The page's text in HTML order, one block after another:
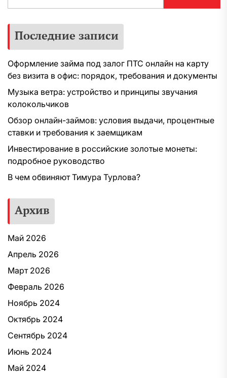
Последние записи
Оформление займа под залог ПТС онлайн на карту
без визита в офис: порядок, требования и документы
Музыка ветра: устройство и принципы звучания
колокольчиков
Обзор онлайн-займов: условия выдачи, процентные
ставки и требования к заемщикам
Инвестирование в российские золотые монеты:
подробное руководство
В чем обвиняют Тимура Турлова?
Архив
Май 2026
Апрель 2026
Март 2026
Февраль 2026
Ноябрь 2024
Октябрь 2024
Сентябрь 2024
Июнь 2024
Май 2024